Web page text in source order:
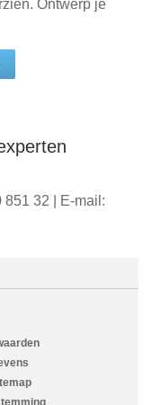
Ontwerp je
851 32 | E-mail: